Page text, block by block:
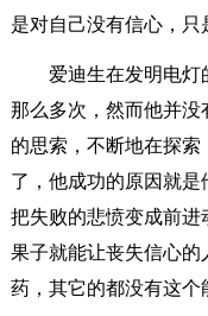
是对自己没有信心，只
爱迪生在发明电灯
那么多次，然而他并
的思索，不断地在探
了，他成功的原因就
把失败的悲愤变成前
果子就能让丧失信心
药，其它的都没有这个